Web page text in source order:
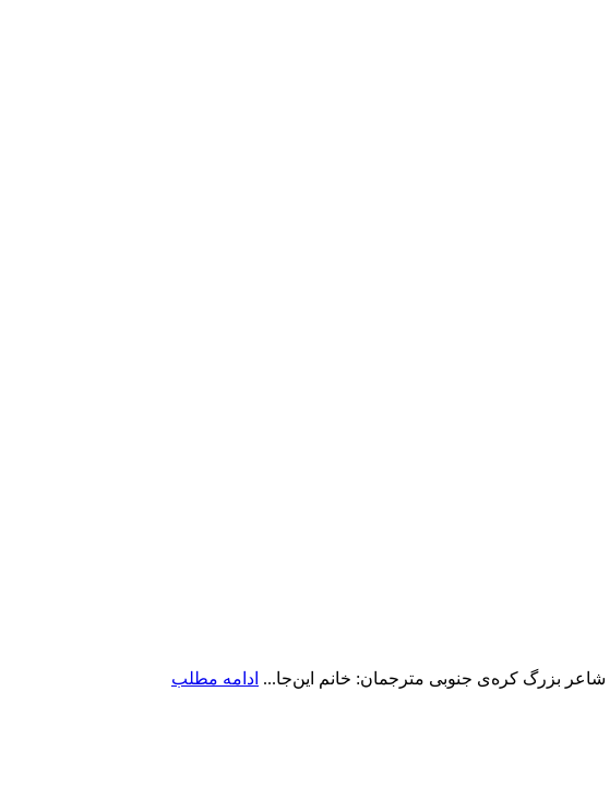
بزرگ کره‌ی جنوبی مترجمان: خانم این‌جا... ادامه مطلب